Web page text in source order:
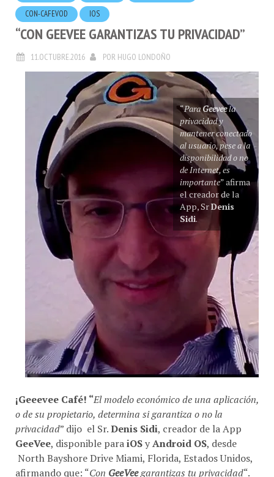
CON-CAFEVOD
IOS
“CON GEEVEE GARANTIZAS TU PRIVACIDAD”
11.OCTUBRE.2016 POR HUGO LONDOÑO
“Para Geeveela
privacidad y
mantener conectado
al usuario, pese a la
disponibilidad o no
de Internet, es
importante” afirma
el creador de la
App, SrDenis
Sidi
¡Geeevee Café! “El modelo económico de una aplicación,
o de su propietario, determina si garantiza o no la
privacidad” dijo el Sr. Denis Sidi , creador de la App
GeeVee , disponible para iOS y Android OS , desde
North Bayshore Drive Miami, Florida, Estados Unidos,
afirmando que: “Con GeeVeegarantizas tu privacidad“.